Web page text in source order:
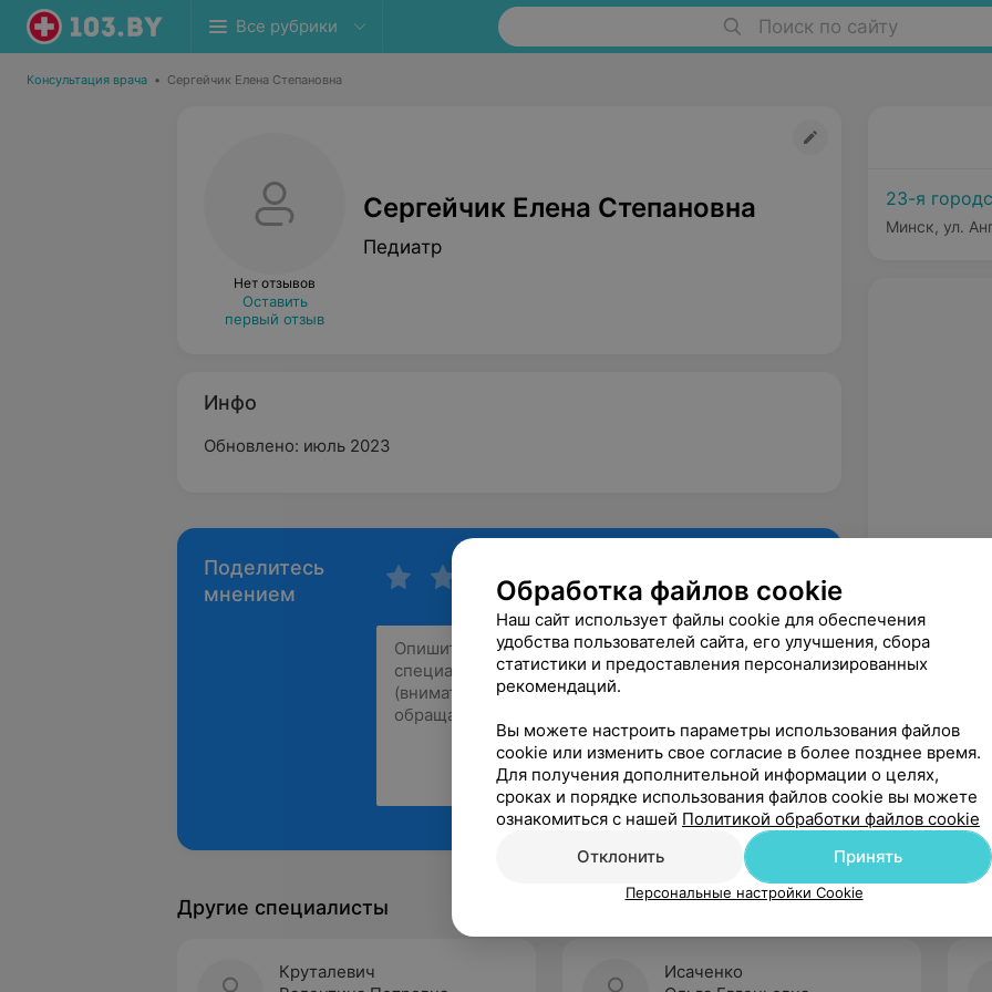
Все рубрики Поиск по сайту
Консультация врача • Сергейчик Елена Степановна
Нет отзывов
Оставить
первый отзыв
Сергейчик Елена Степановна
Педиатр
Инфо
Обновлено: июль 2023
Поделитесь
мнением
Рекомендую
23-я
Минск, ул.
Другие специалисты
Круталевич
Исаченко
Обработка файлов cookie
Наш сайт использует файлы cookie для обеспечения
удобства пользователей сайта, его улучшения, сбора
статистики и предоставления персонализированных
рекомендаций.
Вы можете настроить параметры использования файлов
cookie или изменить свое согласие в более позднее время.
Для получения дополнительной информации о целях,
сроках и порядке использования файлов cookie вы можете
ознакомиться с нашей Политикой обработки файлов cookie
Отклонить
Принять
Персональные настройки Cookie